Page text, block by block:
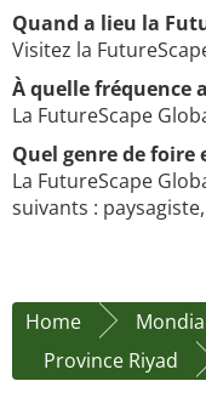
Quand a lieu la
Visitez la
À quelle fréquence
La FutureScape
Quel genre de foire
La FutureScape
suivants :
Home
Province Riyad